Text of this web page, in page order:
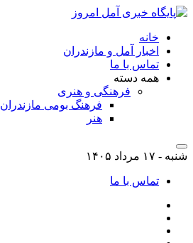
خانه
اخبار آمل و مازندران
تماس با ما
همه دسته
فرهنگی و هنری
فرهنگ بومی مازندران
هنر
شنبه - ۱۷ مرداد ۱۴۰۵
تماس با ما